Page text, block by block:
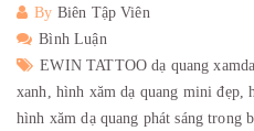
By Biên Tập Viên
Bình Luận
EWIN TATTOO dạ quang
xanh, hình xăm dạ quang mini đẹp,
hình xăm dạ quang phát sáng trong